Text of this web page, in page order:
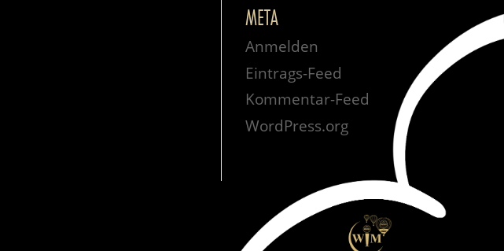
META
Anmelden
Eintrags-Feed
Kommentar-Feed
WordPress.org